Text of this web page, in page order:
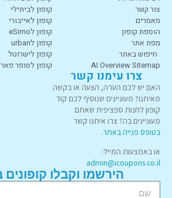
צור קשר
מאמרים
הוספת קופון
מפת אתר
חיפוש באתר
AI Overview Sitemap
קופון לביתילי
קופון לאייבורי
קופון לeSimo
קופון לurban
קופון לישרוטל
קופון לסופר
צרו עימנו קשר
האם יש לכם הערה, הצעה או בקשה
מאיתנו? מעוניינים שנוסיף לכם קוד
קופון לחנות ספציפית שאתם
מעוניינים בה? צרו איתנו קשר
בטופס פנייה באתר.
או באמצעות המייל:
admin@icoupons.co.il
הירשמו וקבלו קופונים